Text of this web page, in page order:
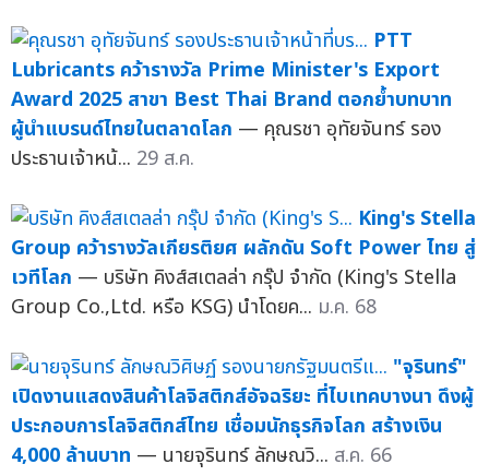
PTT
Lubricants คว้ารางวัล Prime Minister's Export
Award 2025 สาขา Best Thai Brand ตอกย้ำบทบาท
ผู้นำแบรนด์ไทยในตลาดโลก — คุณรชา อุทัยจันทร์ รอง
ประธานเจ้าหน้... 29 ส.ค.
King's Stella
Group คว้ารางวัลเกียรติยศ ผลักดัน Soft Power ไทย สู่
เวทีโลก — บริษัท คิงส์สเตลล่า กรุ๊ป จำกัด (King's Stella
Group Co.,Ltd. หรือ KSG) นำโดยค... ม.ค. 68
"จุรินทร์"
เปิดงานแสดงสินค้าโลจิสติกส์อัจฉริยะ ที่ไบเทคบางนา ดึงผู้
ประกอบการโลจิสติกส์ไทย เชื่อมนักธุรกิจโลก สร้างเงิน
4,000 ล้านบาท — นายจุรินทร์ ลักษณวิ... ส.ค. 66